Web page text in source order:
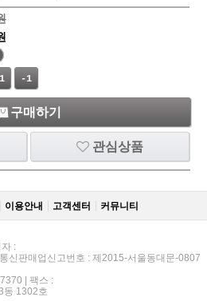
-1
구매하기
관심상품
이용안내 고객센터 커뮤니티
:
신판매업신고번호 : 제2015-서울동대문-0807
| 팩스 :
동 1302호